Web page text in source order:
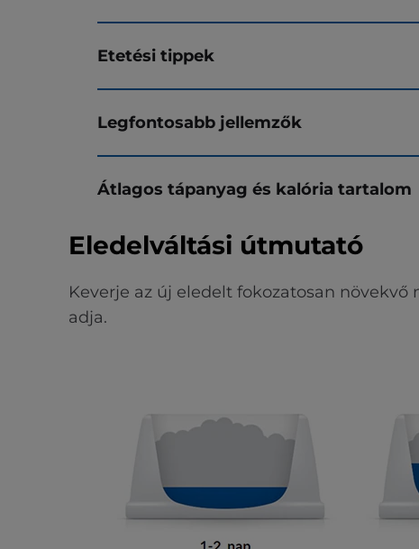
Etetési tippek
Legfontosabb jellemzők
Átlagos tápanyag és kalória tartalom
Eledelváltási útmutató
Keverje az új eledelt fokozatosan
adja.